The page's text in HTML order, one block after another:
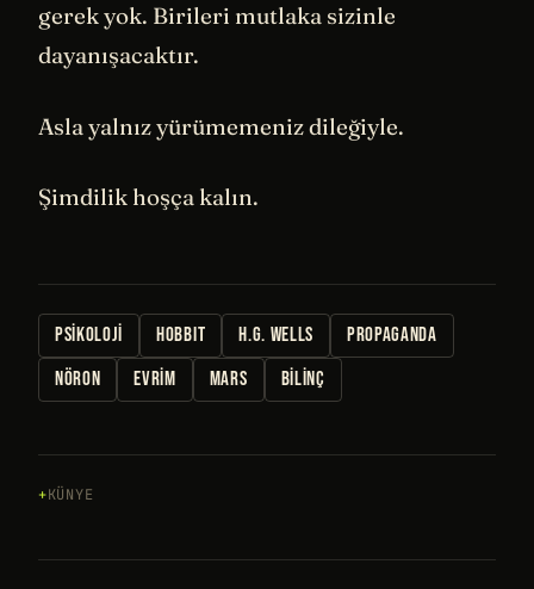
gerek yok. Birileri mutlaka sizinle
dayanışacaktır.
Asla yalnız yürümemeniz dileğiyle.
Şimdilik hoşça kalın.
PSIKOLOJI HOBBIT H.G. WELLS
PROPAGANDA
NÖRON
EVRIM MARS BILINÇ
KÜNYE